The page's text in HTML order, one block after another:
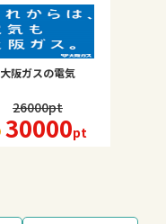
大阪ガスの電気
26000pt
30000pt